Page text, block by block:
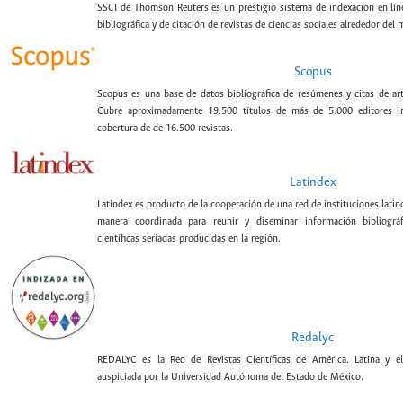
SSCI de Thomson Reuters es un prestigio sistema de indexación en
bibliográfica y de citación de revistas de ciencias sociales alrededor del
Scopus
Scopus es una base de datos bibliográfica de resúmenes y citas de
Cubre aproximadamente 19.500 títulos de más de 5.000 editores
cobertura de de 16.500 revistas.
Latindex
Latindex es producto de la cooperación de una red de instituciones
manera coordinada para reunir y diseminar información
científicas seriadas producidas en la región.
Redalyc
REDALYC es la Red de Revistas Científicas de América. Latina y
auspiciada por la Universidad Autónoma del Estado de México.